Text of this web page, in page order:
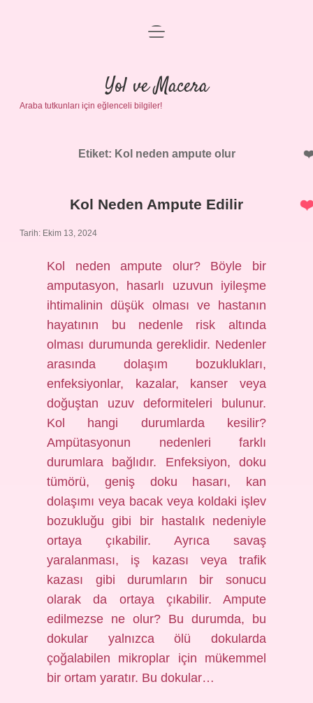
Anasayfa
Gizlilik Politikası
Yasal Uyarı
menüyü
Yol ve Macera
Araba tutkunları için eğlenceli bilgiler!
Etiket: Kol neden ampute olur
Kol Neden Ampute Edilir
Tarih: Ekim 13, 2024
Kol neden ampute olur? Böyle bir
amputasyon, hasarlı uzuvun iyileşme
ihtimalinin düşük olması ve hastanın
hayatının bu nedenle risk altında
olması durumunda gereklidir. Nedenler
arasında dolaşım bozuklukları,
enfeksiyonlar, kazalar, kanser veya
doğuştan uzuv deformiteleri bulunur.
Kol hangi durumlarda kesilir?
Ampütasyonun nedenleri farklı
durumlara bağlıdır. Enfeksiyon, doku
tümörü, geniş doku hasarı, kan
dolaşımı veya bacak veya koldaki işlev
bozukluğu gibi bir hastalık nedeniyle
ortaya çıkabilir. Ayrıca savaş
yaralanması, iş kazası veya trafik
kazası gibi durumların bir sonucu
olarak da ortaya çıkabilir. Ampute
edilmezse ne olur? Bu durumda, bu
dokular yalnızca ölü dokularda
çoğalabilen mikroplar için mükemmel
bir ortam yaratır. Bu dokular…